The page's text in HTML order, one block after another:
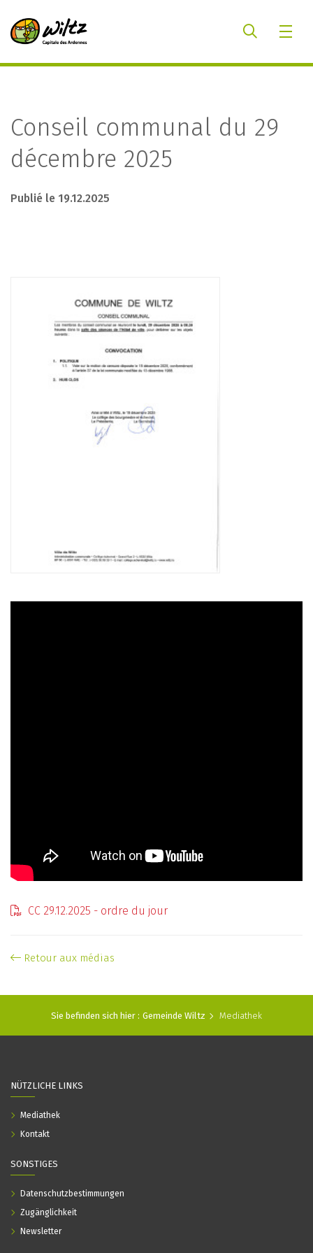
Conseil communal du 29
décembre 2025
Publié le 19.12.2025
CC 29.12.2025 - ordre du jour
Retour aux médias
Sie befinden sich hier : Gemeinde Wiltz Mediathek
NÜTZLICHE LINKS
Mediathek
Kontakt
SONSTIGES
Datenschutzbestimmungen
Zugänglichkeit
Newsletter